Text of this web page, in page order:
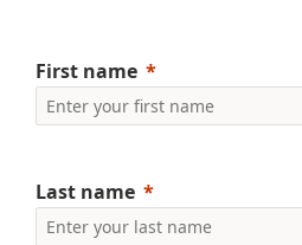
First name
Last name